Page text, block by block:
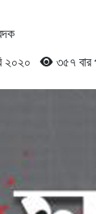
২০২০ ৩৫৭ বার